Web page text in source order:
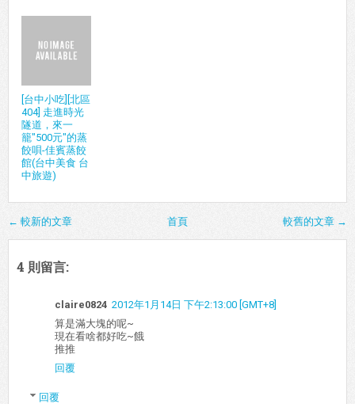
[台中小吃][北區
404] 走進時光
隧道，來一
籠"500元"的蒸
餃唄-佳賓蒸餃
館(台中美食 台
中旅遊)
← 較新的文章 較舊的文章 →
首頁
4 則留言:
claire0824 2012年1月14日 下午2:13:00 [GMT+8]
算是滿大塊的呢~
現在看啥都好吃~餓
推推
回覆
回覆